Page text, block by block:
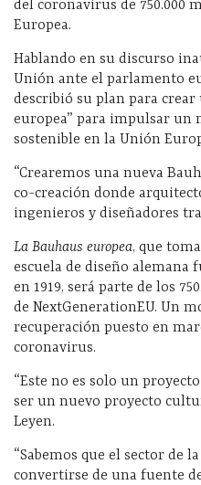
del coronavirus de 750.000
Europea.
Hablando en su discurso
Unión ante el parlamento
describió su plan para crear
europea” para impulsar
sostenible en la Unión
“Crearemos una nueva
co-creación donde
ingenieros y diseñadores
La Bauhaus europea, que
escuela de diseño alemana
en 1919, será parte de los
de NextGenerationEU. Un
recuperación puesto en
coronavirus.
“Este no es solo un
ser un nuevo proyecto
Leyen.
“Sabemos que el sector de
convertirse de una fuente